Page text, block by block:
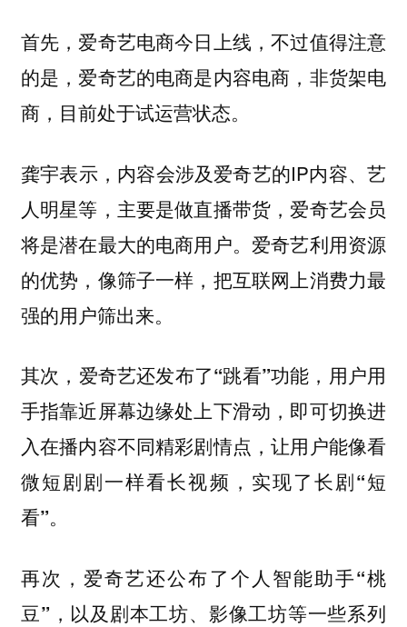
首先，爱奇艺电商今日上线，不过值得注意
的是，爱奇艺的电商是内容电商，非货架电
商，目前处于试运营状态。
龚宇表示，内容会涉及爱奇艺的IP内容、艺
人明星等，主要是做直播带货，爱奇艺会员
将是潜在最大的电商用户。爱奇艺利用资源
的优势，像筛子一样，把互联网上消费力最
强的用户筛出来。
其次，爱奇艺还发布了“跳看”功能， 用户用
手指靠近屏幕边缘处上下滑动，即可切换进
入在播内容不同精彩剧情点，让用户能像看
微短剧剧一样看长视频， 实现了长剧“短
看”。
再次，爱奇艺还公布了个人智能助手“桃
豆”， 以及剧本工坊、影像工坊等一些系列